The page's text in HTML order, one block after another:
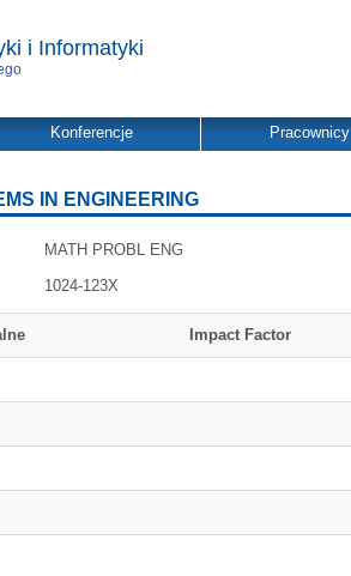
i Informatyki
Konferencje Pracownicy
IN ENGINEERING
MATH PROBL ENG
1024-123X
Impact Factor